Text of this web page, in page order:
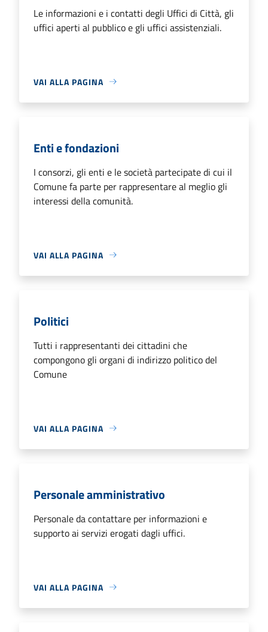
Le informazioni e i contatti degli Uffici di Città, gli
uffici aperti al pubblico e gli uffici assistenziali.
VAI ALLA PAGINA
Enti e fondazioni
I consorzi, gli enti e le società partecipate di cui il
Comune fa parte per rappresentare al meglio gli
interessi della comunità.
VAI ALLA PAGINA
Politici
Tutti i rappresentanti dei cittadini che
compongono gli organi di indirizzo politico del
Comune
VAI ALLA PAGINA
Personale amministrativo
Personale da contattare per informazioni e
supporto ai servizi erogati dagli uffici.
VAI ALLA PAGINA